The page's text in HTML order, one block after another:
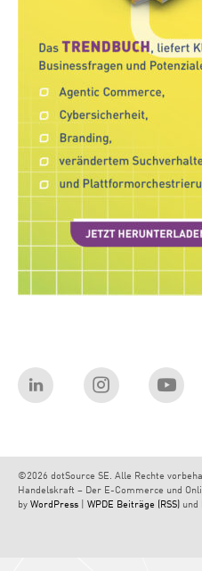
©2026 dotSource SE. Alle Rechte
Handelskraft – Der E-Commerce und
by WordPress WPDE Beiträge (RSS) und